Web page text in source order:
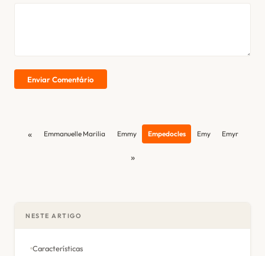
Enviar Comentário
« Emmanuelle Marilia Emmy Empedocles Emy Emyr
»
NESTE ARTIGO
Características